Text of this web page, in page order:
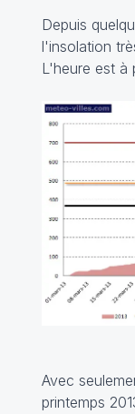
Depuis
l'insolation
L'heure est à
Avec
printemps